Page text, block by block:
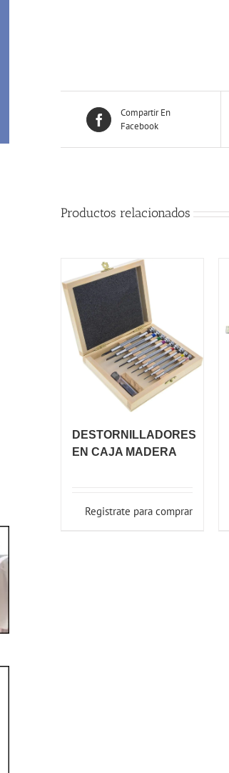
Compartir En
Facebook
Productos relacionados
DESTORNILLADORES
EN CAJA MADERA
Registrate para comprar